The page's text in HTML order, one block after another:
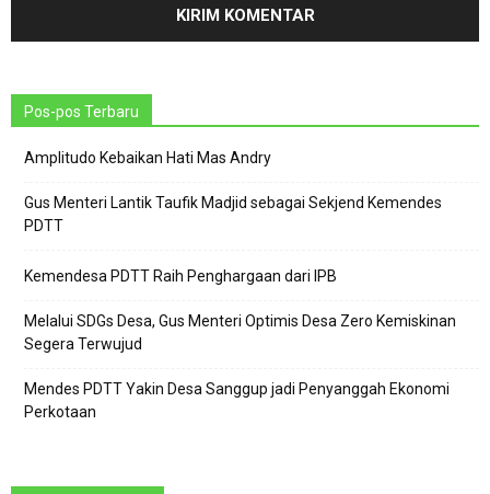
Pos-pos Terbaru
Amplitudo Kebaikan Hati Mas Andry
Gus Menteri Lantik Taufik Madjid sebagai Sekjend Kemendes
PDTT
Kemendesa PDTT Raih Penghargaan dari IPB
Melalui SDGs Desa, Gus Menteri Optimis Desa Zero Kemiskinan
Segera Terwujud
Mendes PDTT Yakin Desa Sanggup jadi Penyanggah Ekonomi
Perkotaan